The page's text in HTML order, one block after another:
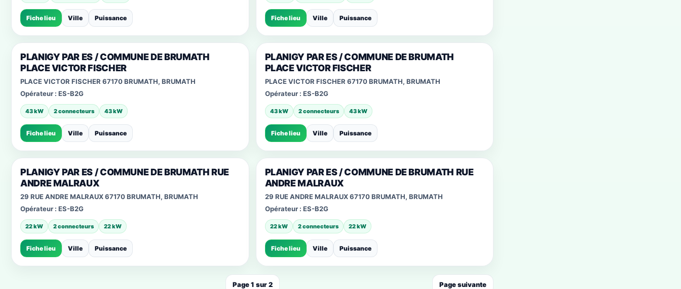
Fiche lieu Ville Puissance Fiche lieu Ville Puissance
PLANIGY PAR ES / COMMUNE DE BRUMATH
PLACE VICTOR FISCHER
PLACE VICTOR FISCHER 67170 BRUMATH, BRUMATH
Opérateur : ES-B2G
43 kW 2 connecteurs 43 kW
Fiche lieu Ville Puissance
PLANIGY PAR ES / COMMUNE DE BRUMATH
PLACE VICTOR FISCHER
PLACE VICTOR FISCHER 67170 BRUMATH, BRUMATH
Opérateur : ES-B2G
43 kW 2 connecteurs 43 kW
Fiche lieu Ville Puissance
PLANIGY PAR ES / COMMUNE DE BRUMATH RUE
ANDRE MALRAUX
29 RUE ANDRE MALRAUX 67170 BRUMATH, BRUMATH
Opérateur : ES-B2G
22 kW 2 connecteurs 22 kW
Fiche lieu Ville Puissance
PLANIGY PAR ES / COMMUNE DE BRUMATH RUE
ANDRE MALRAUX
29 RUE ANDRE MALRAUX 67170 BRUMATH, BRUMATH
Opérateur : ES-B2G
22 kW 2 connecteurs 22 kW
Fiche lieu Ville Puissance
Page 1 sur 2 Page suivante